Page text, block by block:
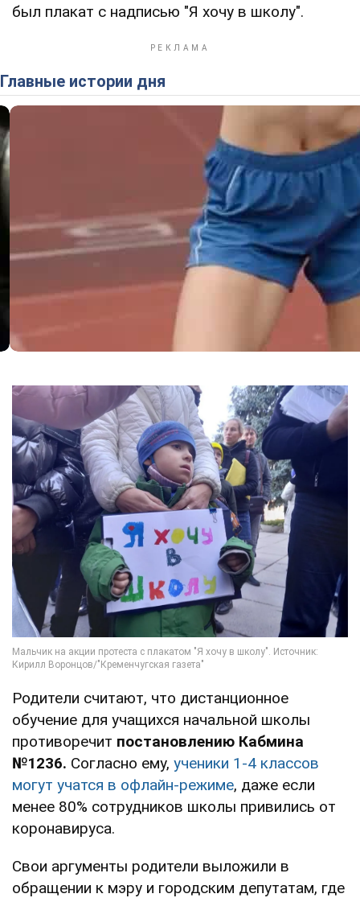
был плакат с надписью "Я хочу в школу".
Главные истории дня
Родители считают, что дистанционное
обучение для учащихся начальной школы
противоречит постановлению Кабмина
№1236. Согласно ему, ученики 1-4 классов
могут учатся в офлайн-режиме, даже если
менее 80% сотрудников школы привились от
коронавируса.
Свои аргументы родители выложили в
обращении к мэру и городским депутатам, где